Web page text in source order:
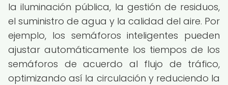
la iluminación pública, la gestión de residuos,
el suministro de agua y la calidad del aire. Por
ejemplo, los semáforos inteligentes pueden
ajustar automáticamente los tiempos de los
semáforos de acuerdo al flujo de tráfico,
optimizando así la circulación y reduciendo la